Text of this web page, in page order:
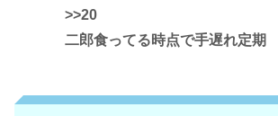
>>20
二郎食ってる時点で手遅れ定期